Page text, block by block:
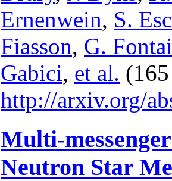
Ernenwein, S.
Fiasson, G.
Gabici, et al.
http://arxiv.org/
Multi-
Neutron Star